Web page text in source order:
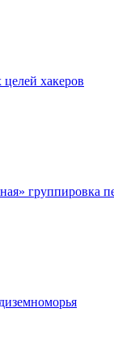
хакеров
группировка